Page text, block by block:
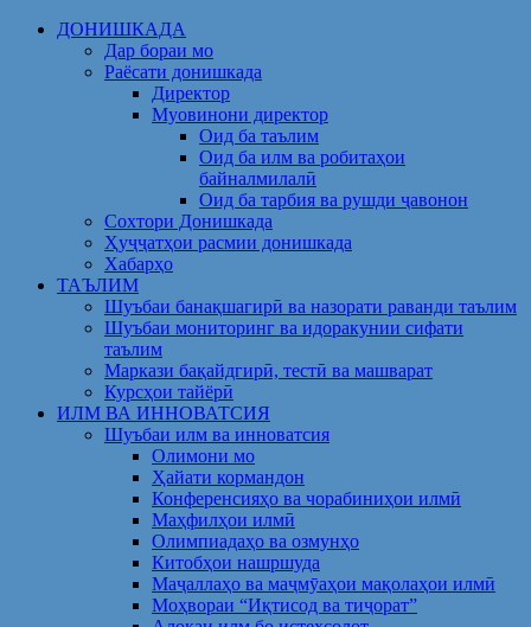
Skip
ДОНИШКАДА
Дар бораи мо
Раёсати донишкада
Директор
Муовинони директор
Оид ба таълим
Оид ба илм ва робитаҳои
байналмилалӣ
Оид ба тарбия ва рушди ҷавонон
Сохтори Донишкада
Ҳуҷҷатҳои расмии донишкада
Хабарҳо
ТАЪЛИМ
Шуъбаи банақшагирӣ ва назорати раванди таълим
Шуъбаи мониторинг ва идоракунии сифати
таълим
Маркази бақайдгирӣ, тестӣ ва машварат
Курсҳои тайёрӣ
ИЛМ ВА ИННОВАТСИЯ
Шуъбаи илм ва инноватсия
Олимони мо
Ҳайати кормандон
Конференсияҳо ва чорабиниҳои илмӣ
Маҳфилҳои илмӣ
Олимпиадаҳо ва озмунҳо
Китобҳои нашршуда
Маҷаллаҳо ва маҷмӯаҳои мақолаҳои илмӣ
Моҳвораи “Иқтисод ва тиҷорат”